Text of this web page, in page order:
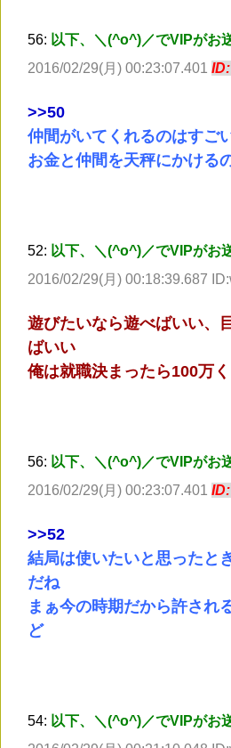
56: 以下、＼(^o^)／でVIPがお
2016/02/29(月) 00:23:07.401
>>50
仲間がいてくれるのはすご
お金と仲間を天秤にかける
52: 以下、＼(^o^)／でVIPがお
2016/02/29(月) 00:18:39.687
遊びたいなら遊べばいい、
ばいい
俺は就職決まったら100万
56: 以下、＼(^o^)／でVIPがお
2016/02/29(月) 00:23:07.401
>>52
結局は使いたいと思ったと
だね
まぁ今の時期だから許され
ど
54: 以下、＼(^o^)／でVIPがお